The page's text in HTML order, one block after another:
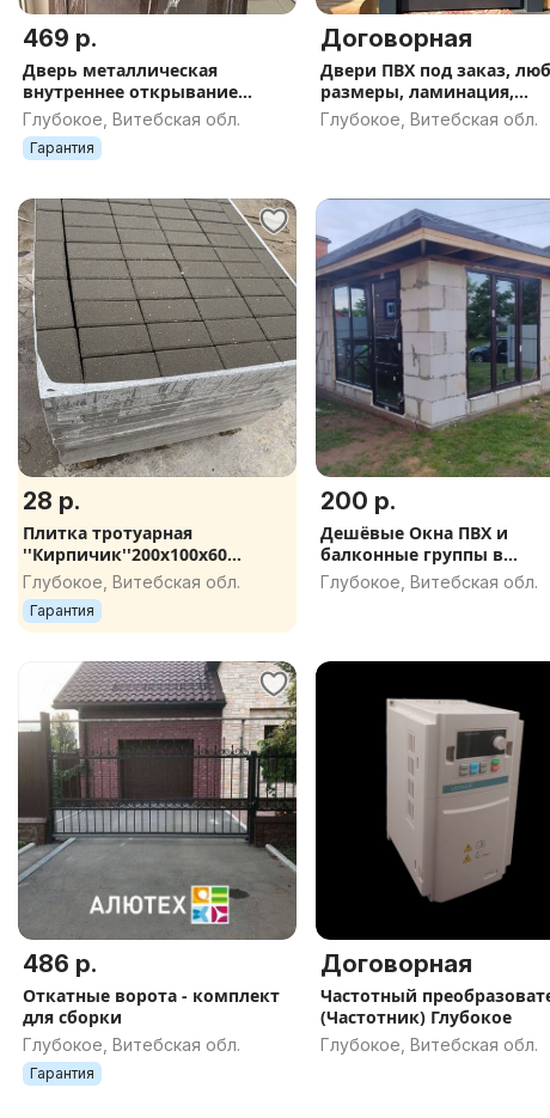
469 р.
Дверь металлическая
внутреннее открывание
960*2050 мм
Глубокое, Витебская обл.
Гарантия
Договорная
Двери ПВХ под заказ,
размеры, ламинация,
шпросы, кредит 4%
Глубокое, Витебская обл.
28 р.
Плитка тротуарная
''Кирпичик''200х100х60
(200х100х80)
Глубокое, Витебская обл.
Гарантия
200 р.
Дешёвые Окна ПВХ и
балконные группы в
Глубоком и районе.
Глубокое, Витебская обл.
486 р.
Откатные ворота - комплект
для сборки
Глубокое, Витебская обл.
Гарантия
Договорная
Частотный
(Частотник) Глубокое
Глубокое, Витебская обл.